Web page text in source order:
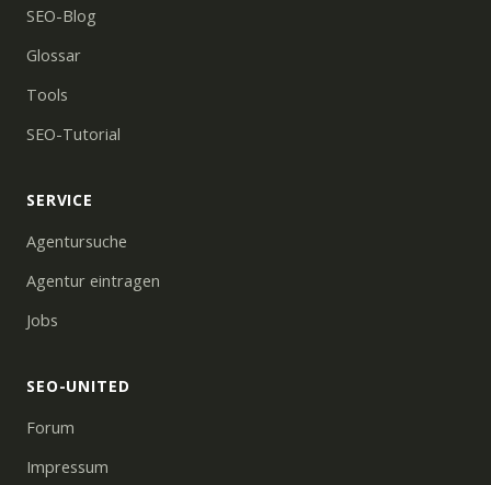
SEO-Blog
Glossar
Tools
SEO-Tutorial
SERVICE
Agentursuche
Agentur eintragen
Jobs
SEO-UNITED
Forum
Impressum